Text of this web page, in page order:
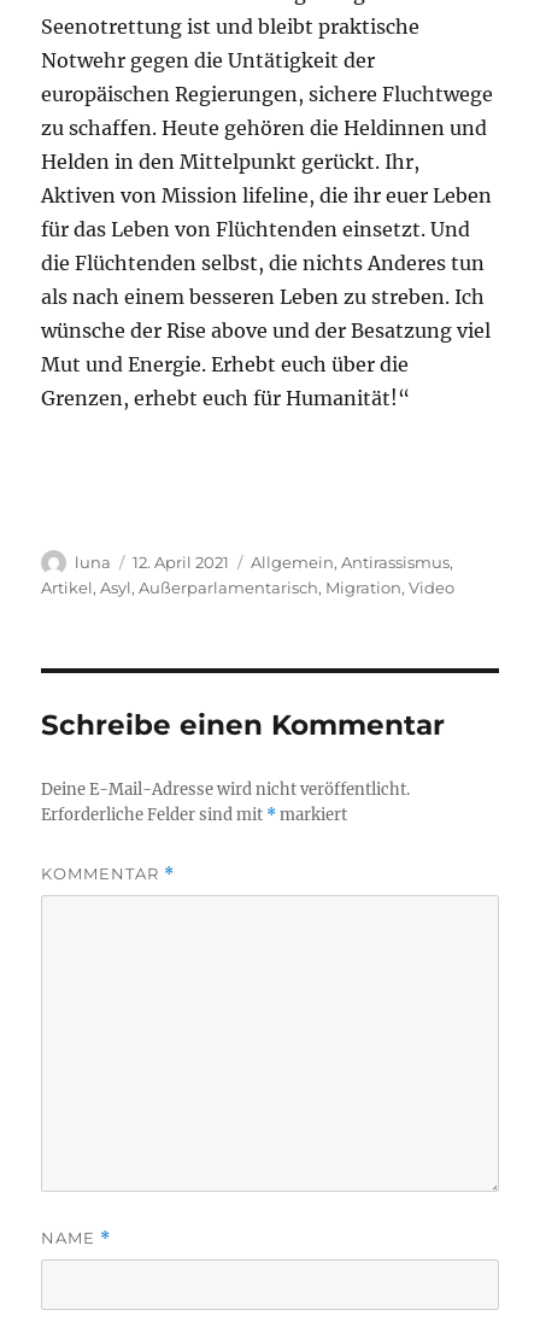
Seenotrettung ist und bleibt praktische
Notwehr gegen die Untätigkeit der
europäischen Regierungen, sichere Fluchtwege
zu schaffen. Heute gehören die Heldinnen und
Helden in den Mittelpunkt gerückt. Ihr,
Aktiven von Mission lifeline, die ihr euer Leben
für das Leben von Flüchtenden einsetzt. Und
die Flüchtenden selbst, die nichts Anderes tun
als nach einem besseren Leben zu streben. Ich
wünsche der Rise above und der Besatzung viel
Mut und Energie. Erhebt euch über die
Grenzen, erhebt euch für Humanität!“
Autor
luna
Veröffentlicht
am
12. April 2021 Kategorien
Allgemein,Antirassismus,
Artikel,Asyl,Außerparlamentarisch, Migration,Video
Schreibe einen Kommentar
Deine E-Mail-Adresse wird nicht veröffentlicht.
Erforderliche Felder sind mit *markiert
KOMMENTAR *
NAME *